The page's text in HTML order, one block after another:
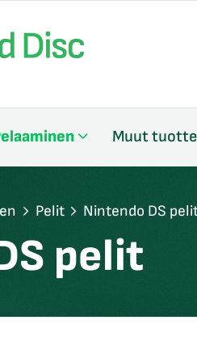
Muut
Pelit Nintendo DS
pelit